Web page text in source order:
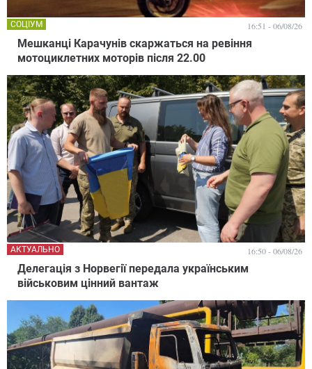
Мешканці Карачунів скаржаться на ревіння
мотоциклетних моторів після 22.00
СОЦІУМ 16:51 - 06/08/26
Делегація з Норвегії передала українським
військовим цінний вантаж
АКТУАЛЬНО 16:50 - 06/08/26